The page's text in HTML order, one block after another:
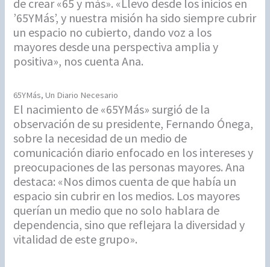
de crear «65 y más». «Llevo desde los inicios en
’65YMás’, y nuestra misión ha sido siempre cubrir
un espacio no cubierto, dando voz a los
mayores desde una perspectiva amplia y
positiva», nos cuenta Ana.
65YMás, Un Diario Necesario
El nacimiento de «65YMás» surgió de la
observación de su presidente, Fernando Ónega,
sobre la necesidad de un medio de
comunicación diario enfocado en los intereses y
preocupaciones de las personas mayores. Ana
destaca: «Nos dimos cuenta de que había un
espacio sin cubrir en los medios. Los mayores
querían un medio que no solo hablara de
dependencia, sino que reflejara la diversidad y
vitalidad de este grupo».